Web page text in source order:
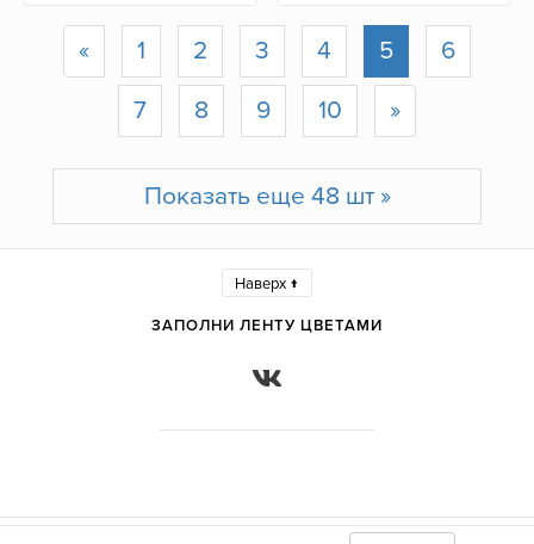
« 1 2 3 4 5
6
7
8 9 10 »
Показать еще 48 шт »
ЗАПОЛНИ ЛЕНТУ ЦВЕТАМИ
Наверх ↑